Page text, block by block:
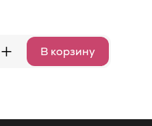
+ В корзину